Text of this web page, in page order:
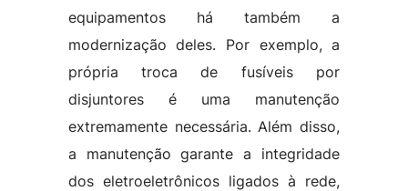
equipamentos há também a
modernização deles. Por exemplo, a
própria troca de fusíveis por
disjuntores é uma manutenção
extremamente necessária. Além disso,
a manutenção garante a integridade
dos eletroeletrônicos ligados à rede,